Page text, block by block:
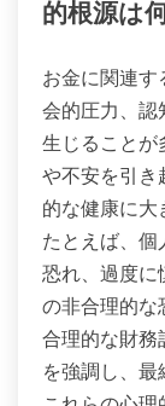
的根源は
お金に関連す
会的圧力、認
生じることが
や不安を引き
的な健康に大
たとえば、個
恐れ、過度に
の非合理的な
合理的な財務
を強調し、最